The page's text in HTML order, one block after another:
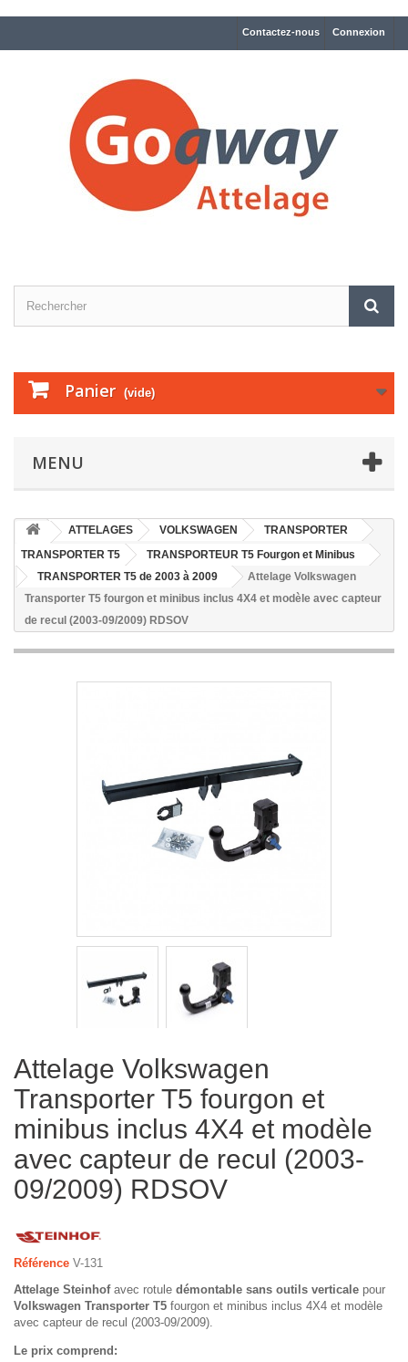
Connexion
Contactez-nous
Panier (vide)
MENU
ATTELAGES VOLKSWAGEN
TRANSPORTER
TRANSPORTER T5
TRANSPORTEUR T5 Fourgon et Minibus
TRANSPORTER T5 de 2003 à 2009
Attelage Volkswagen
Transporter T5 fourgon et minibus inclus 4X4 et modèle avec capteur
de recul (2003-09/2009) RDSOV
Attelage Volkswagen
Transporter T5 fourgon et
minibus inclus 4X4 et modèle
avec capteur de recul (2003-
09/2009) RDSOV
Référence V-131
Attelage Steinhofavec rotule démontable sans outils verticale pour
Volkswagen Transporter T5 fourgon et minibus inclus 4X4 et modèle
avec capteur de recul (2003-09/2009).
Le prix comprend: